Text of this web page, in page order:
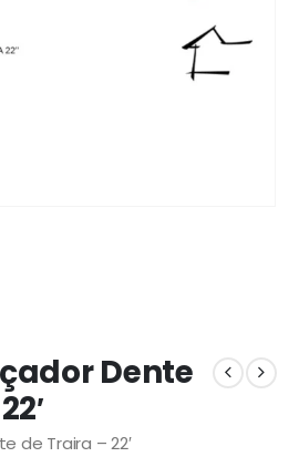
Dente
de Traira – 22′